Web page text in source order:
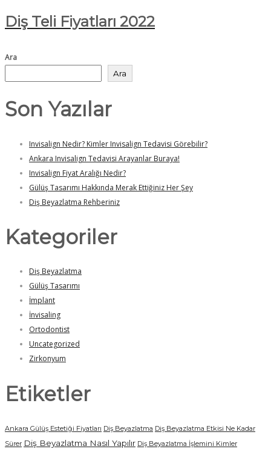
Diş Teli Fiyatları 2022
Ara
Ara
Son Yazılar
Invisalign Nedir? Kimler Invisalign Tedavisi Görebilir?
Ankara Invisalign Tedavisi Arayanlar Buraya!
Invisalign Fiyat Aralığı Nedir?
Gülüş Tasarımı Hakkında Merak Ettiğiniz Her Şey
Diş Beyazlatma Rehberiniz
Kategoriler
Diş Beyazlatma
Gülüş Tasarımı
İmplant
İnvisaling
Ortodontist
Uncategorized
Zirkonyum
Etiketler
Ankara Gülüş Estetiği Fiyatları Diş Beyazlatma Diş Beyazlatma Etkisi Ne Kadar
Sürer Diş Beyazlatma Nasıl Yapılır Diş Beyazlatma İşlemini Kimler